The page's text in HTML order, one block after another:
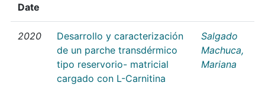
Date
2020
Desarrollo y caracterización
de un parche transdérmico
tipo reservorio- matricial
cargado con L-Carnitina
Salgado
Machuca,
Mariana